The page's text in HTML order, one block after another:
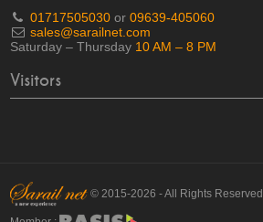
01717505030 or 09639-405060
sales@sarailnet.com
Saturday – Thursday 10 AM – 8 PM
Visitors
© 2015-2026 - All Rights Reserved